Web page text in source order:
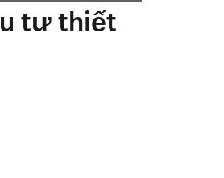
tư thiết